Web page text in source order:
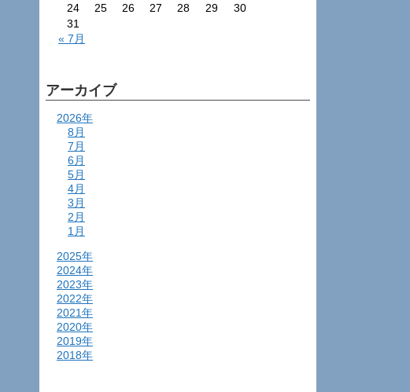
24
25 26 27 28 29
30
31
« 7月
アーカイブ
2026年
8月
7月
6月
5月
4月
3月
2月
1月
2025年
2024年
2023年
2022年
2021年
2020年
2019年
2018年